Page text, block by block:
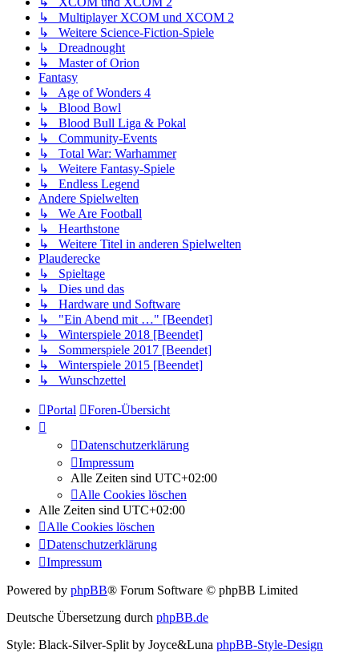
↳ Multiplayer XCOM und XCOM 2
↳ Weitere Science-Fiction-Spiele
↳ Dreadnought
↳ Master of Orion
Fantasy
↳ Age of Wonders 4
↳ Blood Bowl
↳ Blood Bull Liga & Pokal
↳ Community-Events
↳ Total War: Warhammer
↳ Weitere Fantasy-Spiele
↳ Endless Legend
Andere Spielwelten
↳ We Are Football
↳ Hearthstone
↳ Weitere Titel in anderen Spielwelten
Plauderecke
↳ Spieltage
↳ Dies und das
↳ Hardware und Software
↳ "Ein Abend mit …" [Beendet]
↳ Winterspiele 2018 [Beendet]
↳ Sommerspiele 2017 [Beendet]
↳ Winterspiele 2015 [Beendet]
↳ Wunschzettel
Portal Foren-Übersicht
Datenschutzerklärung
Impressum
Alle Zeiten sind UTC+02:00
Alle Cookies löschen
Alle Zeiten sind UTC+02:00
Alle Cookies löschen
Datenschutzerklärung
Impressum
Powered by phpBB® Forum Software © phpBB Limited
Deutsche Übersetzung durch phpBB.de
Style: Black-Silver-Split by Joyce&Luna phpBB-Style-Design